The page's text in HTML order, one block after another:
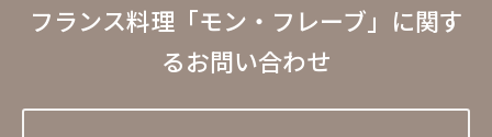
フランス料理「モン・フレーブ」に関す
るお問い合わせ